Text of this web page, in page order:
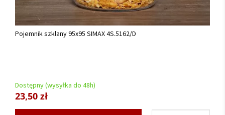
Pojemnik szklany 95x95 SIMAX 4S.5162/D
Dostępny (wysyłka do 48h)
23,50 zł